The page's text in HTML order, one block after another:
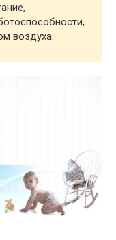
воздуха.